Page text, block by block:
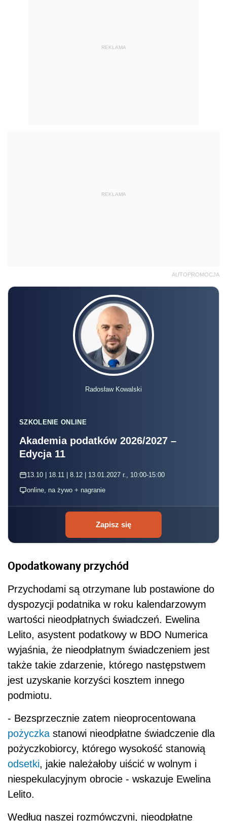
REKLAMA
REKLAMA
AUTOPROMOCJA
Radosław Kowalski
SZKOLENIE ONLINE
Akademia podatków 2026/2027 –
Edycja 11
13.10 | 18.11 | 8.12 | 13.01.2027 r., 10:00-15:00
online, na żywo + nagranie
Zapisz się
Opodatkowany przychód
Przychodami są otrzymane lub postawione do
dyspozycji podatnika w roku kalendarzowym
wartości nieodpłatnych świadczeń. Ewelina
Lelito, asystent podatkowy w BDO Numerica
wyjaśnia, że nieodpłatnym świadczeniem jest
także takie zdarzenie, którego następstwem
jest uzyskanie korzyści kosztem innego
podmiotu.
- Bezsprzecznie zatem nieoprocentowana
pożyczka stanowi nieodpłatne świadczenie dla
pożyczkobiorcy, którego wysokość stanowią
odsetki, jakie należałoby uiścić w wolnym i
niespekulacyjnym obrocie - wskazuje Ewelina
Lelito.
Według naszej rozmówczyni, nieodpłatne